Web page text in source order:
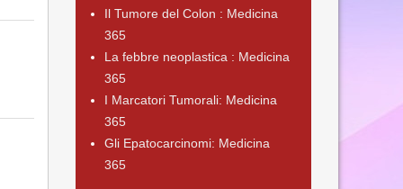
Il Tumore del Colon : Medicina
365
La febbre neoplastica : Medicina
365
I Marcatori Tumorali: Medicina
365
Gli Epatocarcinomi: Medicina
365